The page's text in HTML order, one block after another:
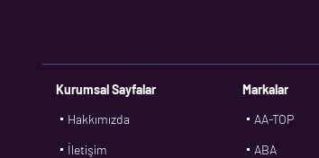
Kurumsal Sayfalar
Hakkımızda
İletişim
Markalar
AA-TOP
ABA